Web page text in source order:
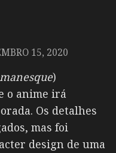
15, 2020
)
o anime irá
Os detalhes
mas foi
design de uma